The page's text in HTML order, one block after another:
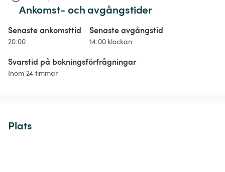
Ankomst- och avgångstider
Senaste ankomsttid
20:00
Senaste avgångstid
14:00 klockan
Svarstid på bokningsförfrågningar
Inom 24 timmar
Plats